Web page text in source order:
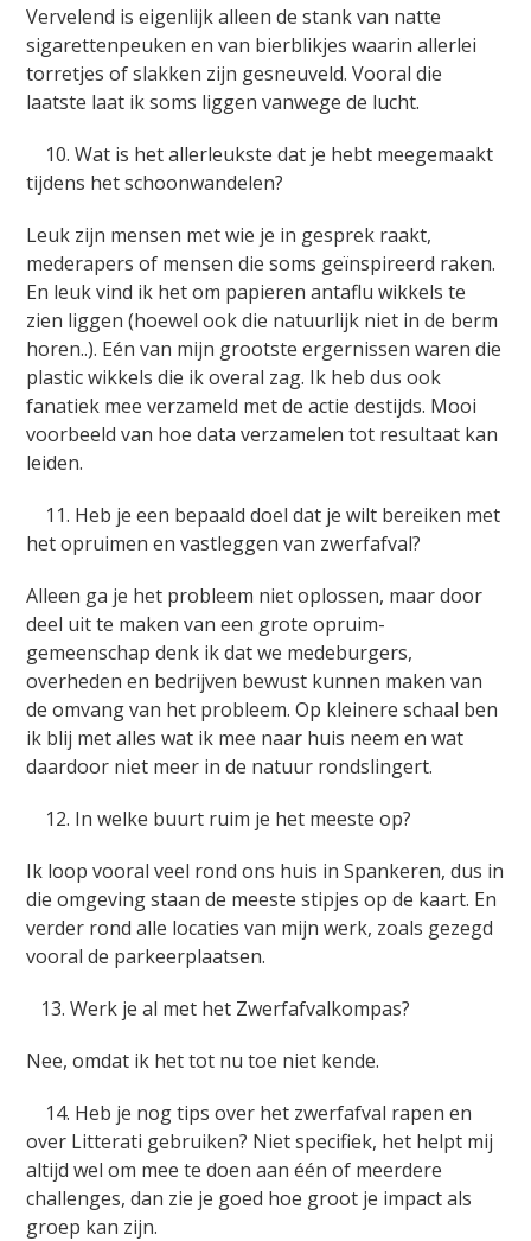
Vervelend is eigenlijk alleen de stank van natte
sigarettenpeuken en van bierblikjes waarin allerlei
torretjes of slakken zijn gesneuveld. Vooral die
laatste laat ik soms liggen vanwege de lucht.
10. Wat is het allerleukste dat je hebt meegemaakt
tijdens het schoonwandelen?
Leuk zijn mensen met wie je in gesprek raakt,
mederapers of mensen die soms geïnspireerd raken.
En leuk vind ik het om papieren antaflu wikkels te
zien liggen (hoewel ook die natuurlijk niet in de berm
horen..). Eén van mijn grootste ergernissen waren die
plastic wikkels die ik overal zag. Ik heb dus ook
fanatiek mee verzameld met de actie destijds. Mooi
voorbeeld van hoe data verzamelen tot resultaat kan
leiden.
11. Heb je een bepaald doel dat je wilt bereiken met
het opruimen en vastleggen van zwerfafval?
Alleen ga je het probleem niet oplossen, maar door
deel uit te maken van een grote opruim-
gemeenschap denk ik dat we medeburgers,
overheden en bedrijven bewust kunnen maken van
de omvang van het probleem. Op kleinere schaal ben
ik blij met alles wat ik mee naar huis neem en wat
daardoor niet meer in de natuur rondslingert.
12. In welke buurt ruim je het meeste op?
Ik loop vooral veel rond ons huis in Spankeren, dus in
die omgeving staan de meeste stipjes op de kaart. En
verder rond alle locaties van mijn werk, zoals gezegd
vooral de parkeerplaatsen.
13. Werk je al met het Zwerfafvalkompas?
Nee, omdat ik het tot nu toe niet kende.
14. Heb je nog tips over het zwerfafval rapen en
over Litterati gebruiken? Niet specifiek, het helpt mij
altijd wel om mee te doen aan één of meerdere
challenges, dan zie je goed hoe groot je impact als
groep kan zijn.